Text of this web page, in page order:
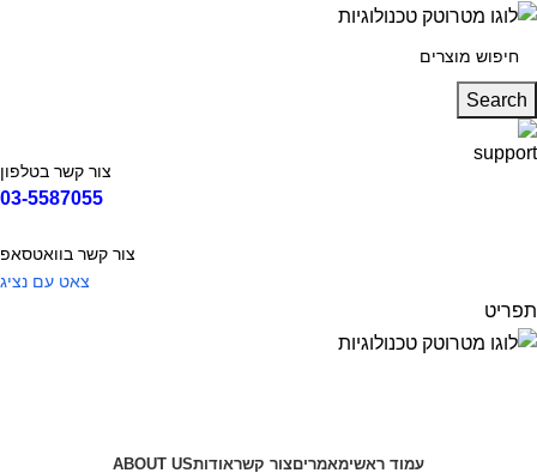
Search
צור קשר בטלפון
03-5587055
צור קשר בוואטסאפ
צאט עם נציג
תפריט
עמוד ראשימאמריםצור קשראודותABOUT US